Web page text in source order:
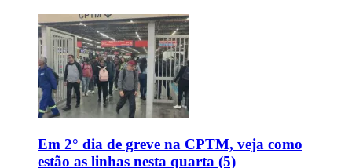
Em 2° dia de greve na CPTM, veja como
estão as linhas nesta quarta (5)